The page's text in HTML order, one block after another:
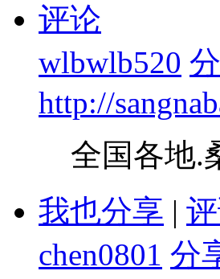
评论
wlbwlb520
http://
全国各地.
我也分享 |
chen0801 分